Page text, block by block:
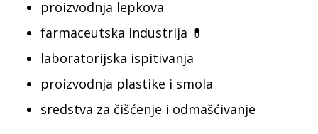
proizvodnja lepkova
farmaceutska industrija 💊
laboratorijska ispitivanja
proizvodnja plastike i smola
sredstva za čišćenje i odmašćivanje